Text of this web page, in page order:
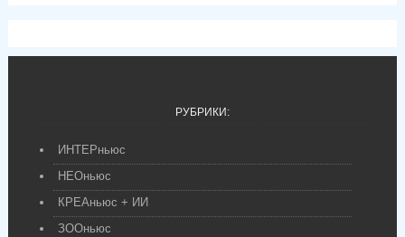
РУБРИКИ:
ИНТЕРньюс
НЕОньюс
КРЕАньюс + ИИ
ЗООньюс